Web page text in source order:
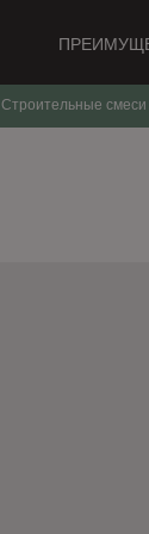
Строительные смеси